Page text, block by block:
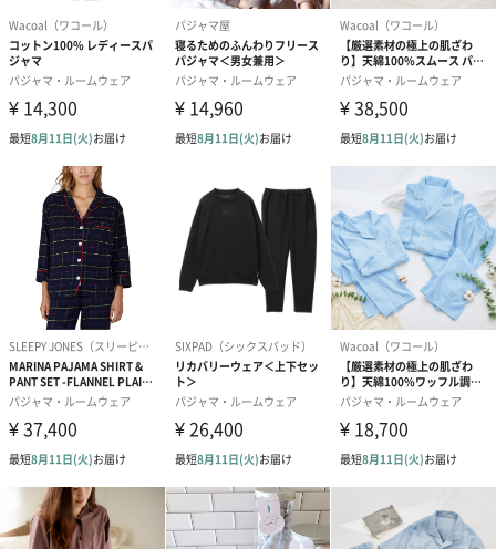
ギフト巾着（550円）
紙袋
商品に合わせたサイズをお届けします。
あり（280円）
メッセージカード（通常・写真・グリーティング）
誕生日や結婚祝い・出産祝いなど、様々なシーンのメッセージカ
ードを同梱します。